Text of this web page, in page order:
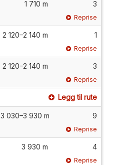
1 710 m 3
Reprise
2 120–2 140 m 1
Reprise
2 120–2 140 m 3
Reprise
Legg til rute
3 030–3 930 m 9
Reprise
3 930 m 4
Reprise